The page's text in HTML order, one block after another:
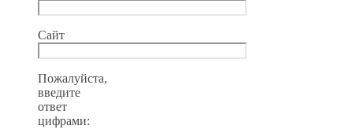
Сайт
Пожалуйста,
введите
ответ
цифрами: